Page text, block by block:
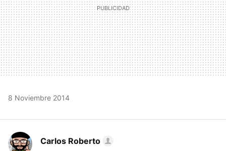
8 Noviembre 2014
Carlos Roberto